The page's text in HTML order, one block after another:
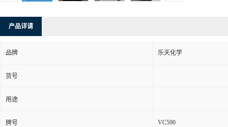
产品详请
品牌 乐天化学
货号
用途
牌号 VC590